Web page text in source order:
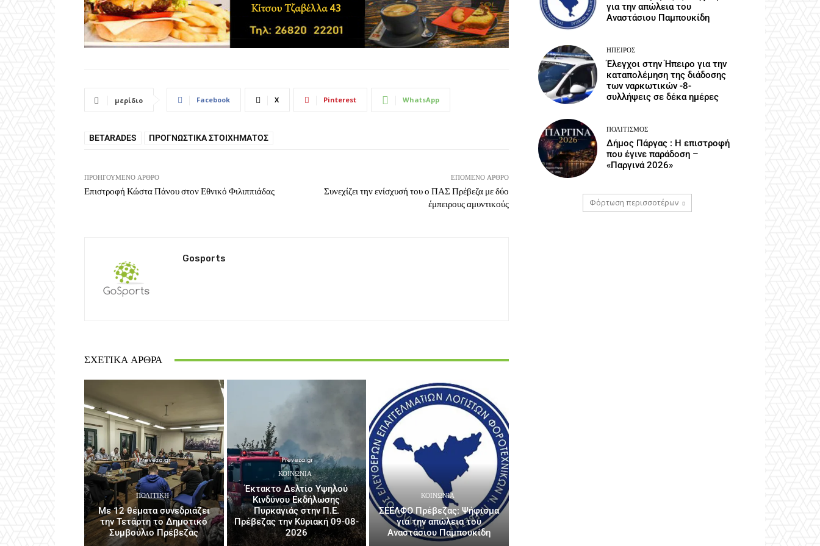
μερίδιο Facebook X Pinterest WhatsApp
BETARADES ΠΡΟΓΝΩΣΤΙΚΆ ΣΤΟΙΧΉΜΑΤΟΣ
ΠΡΟΗΓΟΎΜΕΝΟ ΆΡΘΡΟ
Επιστροφή Κώστα Πάνου στον Εθνικό Φιλιππιάδας
ΕΠΌΜΕΝΟ ΆΡΘΡΟ
Συνεχίζει την ενίσχυσή του ο ΠΑΣ Πρέβεζα με δύο
έμπειρους αμυντικούς
Gosports
ΣΧΕΤΙΚΆ ΆΡΘΡΑ
ΠΟΛΙΤΙΚΉ
Με 12 θέματα συνεδριάζει
την Τετάρτη το Δημοτικό
Συμβούλιο Πρέβεζας
ΚΟΙΝΩΝΙΑ
Έκτακτο Δελτίο Υψηλού
Κινδύνου Εκδήλωσης
Πυρκαγιάς στην Π.Ε.
Πρέβεζας την Κυριακή 09-08-
2026
ΚΟΙΝΩΝΙΑ
ΣΕΕΛΦΟ Πρέβεζας: Ψήφισμα
για την απώλεια του
Αναστάσιου Παμπουκίδη
για την απώλεια του
Αναστάσιου Παμπουκίδη
ΉΠΕΙΡΟΣ
Έλεγχοι στην Ήπειρο για την
καταπολέμηση της διάδοσης
των ναρκωτικών -8-
συλλήψεις σε δέκα ημέρες
ΠΟΛΙΤΙΣΜΌΣ
Δήμος Πάργας : Η επιστροφή
που έγινε παράδοση –
«Παργινά 2026»
Φόρτωση περισσοτέρων